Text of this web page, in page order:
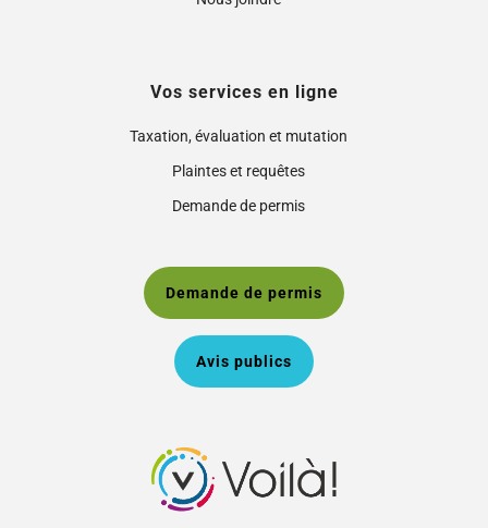
Vos services en ligne
Taxation, évaluation et mutation
Plaintes et requêtes
Demande de permis
Demande de permis
Avis publics